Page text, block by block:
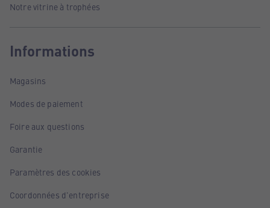
Notre vitrine à trophées
Informations
Magasins
Modes de paiement
Foire aux questions
Garantie
Paramètres des cookies
Coordonnées d'entreprise